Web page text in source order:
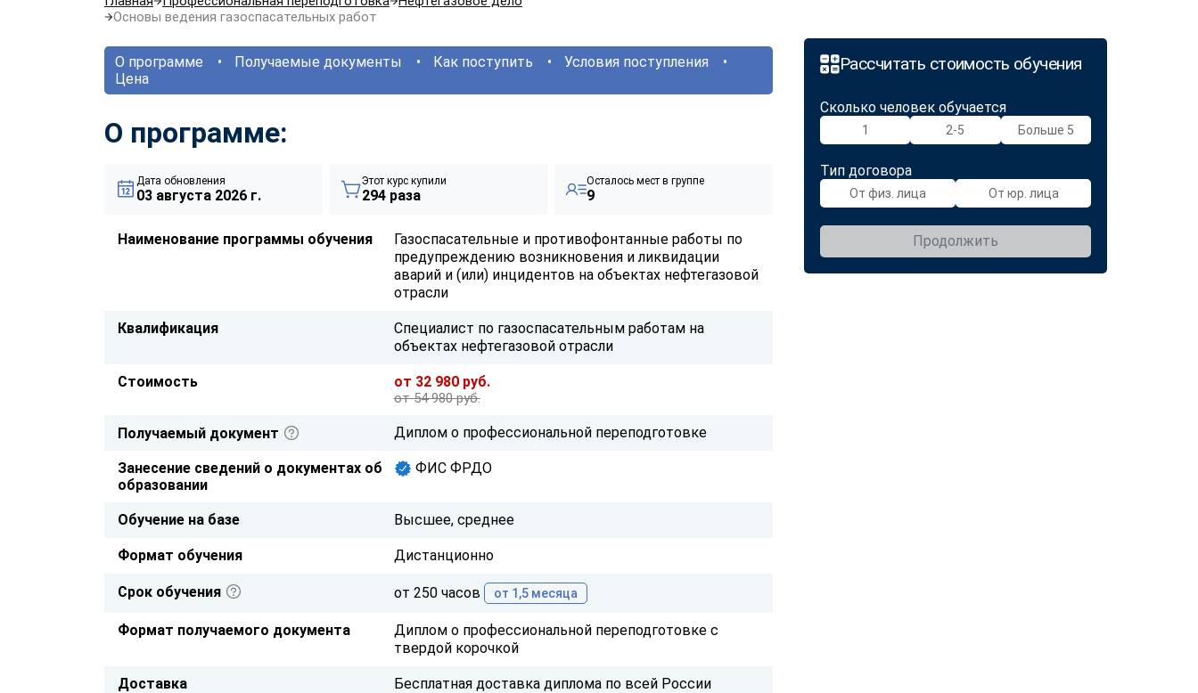
Основы ведения газоспасательных работ
Рассчитать стоимость обучения
Сколько человек обучается
1 2-5 Больше 5
Тип договора
От физ. лица От юр. лица
Продолжить
О программе Получаемые документы Как поступить
Условия поступления
Цена
О программе:
Дата обновления
03 августа 2026 г.
Этот курс купили
294 раза
Осталось мест в группе
9
Наименование программы обучения
Газоспасательные и противофонтанные работы по
предупреждению возникновения и ликвидации
аварий и (или) инцидентов на объектах нефтегазовой
отрасли
Квалификация
Специалист по газоспасательным работам на
объектах нефтегазовой отрасли
Стоимость от 32 980 руб.
от 54 980 руб.
Получаемый документ Диплом о профессиональной переподготовке
Занесение сведений о документах об
образовании
ФИС ФРДО
Обучение на базе Высшее, среднее
Формат обучения Дистанционно
Срок обучения от 250 часов от 1,5 месяца
Формат получаемого документа
Диплом о профессиональной переподготовке с
твердой корочкой
Доставка Бесплатная доставка диплома по всей России